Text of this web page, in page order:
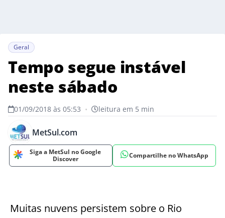
Geral
Tempo segue instável
neste sábado
01/09/2018 às 05:53 • leitura em 5 min
MetSul.com
Siga a MetSul no Google
Discover
Compartilhe no WhatsApp
Muitas nuvens persistem sobre o Rio